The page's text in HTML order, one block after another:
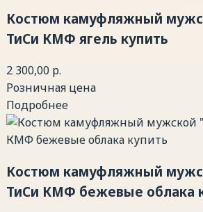
Костюм камуфляжный
ТиСи КМФ ягель купить
2 300,00 р.
Розничная цена
Подробнее
Костюм камуфляжный
ТиСи КМФ бежевые облака